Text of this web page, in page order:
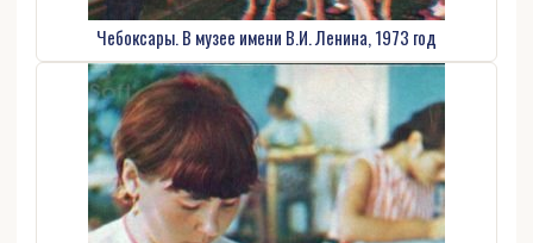
Чебоксары. В музее имени В.И. Ленина, 1973 год